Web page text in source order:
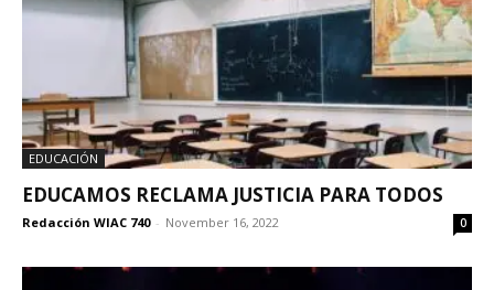
EDUCACIÓN
EDUCAMOS RECLAMA JUSTICIA PARA TODOS
Redacción WIAC 740 - November 16, 2022 0